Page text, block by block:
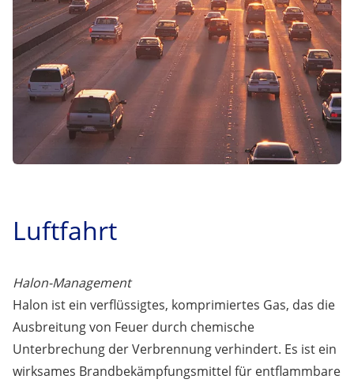
Luftfahrt
Halon-Management
Halon ist ein verflüssigtes, komprimiertes Gas, das die
Ausbreitung von Feuer durch chemische
Unterbrechung der Verbrennung verhindert. Es ist ein
wirksames Brandbekämpfungsmittel für entflammbare